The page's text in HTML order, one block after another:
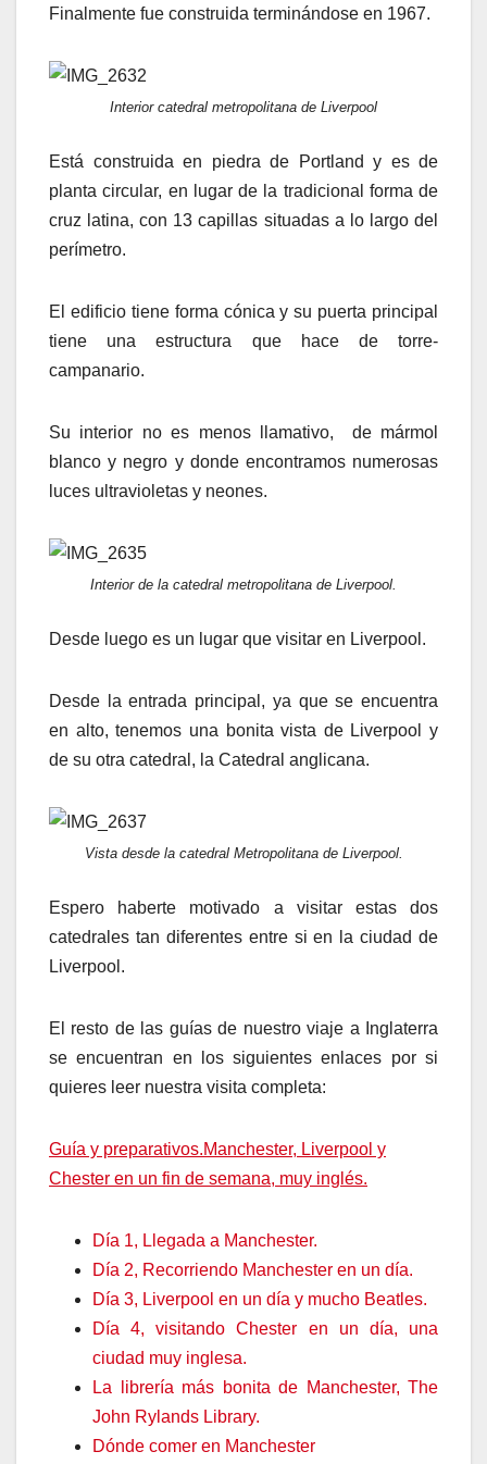
Finalmente fue construida terminándose en 1967.
Interior catedral metropolitana de Liverpool
Está construida en piedra de Portland y es de
planta circular, en lugar de la tradicional forma de
cruz latina, con 13 capillas situadas a lo largo del
perímetro.
El edificio tiene forma cónica y su puerta principal
tiene una estructura que hace de torre-
campanario.
Su interior no es menos llamativo, de mármol
blanco y negro y donde encontramos numerosas
luces ultravioletas y neones.
Interior de la catedral metropolitana de Liverpool.
Desde luego es un lugar que visitar en Liverpool.
Desde la entrada principal, ya que se encuentra
en alto, tenemos una bonita vista de Liverpool y
de su otra catedral, la Catedral anglicana.
Vista desde la catedral Metropolitana de Liverpool.
Espero haberte motivado a visitar estas dos
catedrales tan diferentes entre si en la ciudad de
Liverpool.
El resto de las guías de nuestro viaje a Inglaterra
se encuentran en los siguientes enlaces por si
quieres leer nuestra visita completa:
Guía y preparativos.Manchester, Liverpool y
Chester en un fin de semana, muy inglés.
Día 1, Llegada a Manchester.
Día 2, Recorriendo Manchester en un día.
Día 3, Liverpool en un día y mucho Beatles.
Día 4, visitando Chester en un día, una
ciudad muy inglesa.
La librería más bonita de Manchester, The
John Rylands Library.
Dónde comer en Manchester